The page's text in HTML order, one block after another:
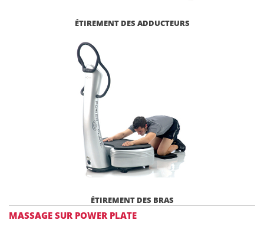
ÉTIREMENT DES ADDUCTEURS
ÉTIREMENT DES BRAS
MASSAGE SUR POWER PLATE